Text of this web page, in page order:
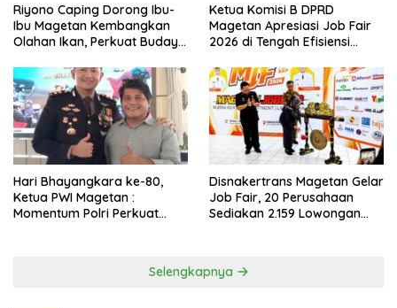
Riyono Caping Dorong Ibu-
Ibu Magetan Kembangkan
Olahan Ikan, Perkuat Budaya
Ketua Komisi B DPRD
Magetan Apresiasi Job Fair
2026 di Tengah Efisiensi
Hari Bhayangkara ke-80,
Ketua PWI Magetan :
Momentum Polri Perkuat
Disnakertrans Magetan Gelar
Job Fair, 20 Perusahaan
Sediakan 2.159 Lowongan
Selengkapnya